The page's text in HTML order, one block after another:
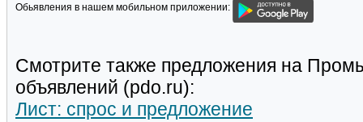
Обьявления в нашем мобильном приложении:
Смотрите также предложения на
объявлений (pdo.ru):
Лист: спрос и предложение